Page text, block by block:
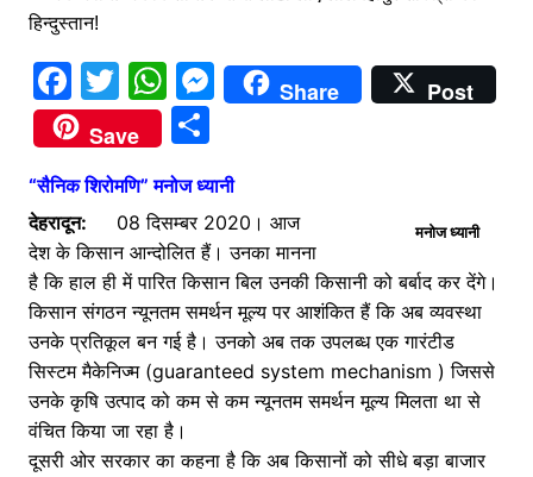
F
a
c
e
b
o
o
k
T
w
itt
er
W
h
at
s
A
p
p
M
e
s
e
n
g
er
Share
Post
Save
S
h
ar
e
“सैनिक शिरोमणि” मनोज ध्यानी
मनोज ध्यानी
देहरादून: 08 दिसम्बर 2020। आज
देश के किसान आन्दोलित हैं। उनका मानना
है कि हाल ही में पारित किसान बिल उनकी किसानी को बर्बाद कर देंगे।
किसान संगठन न्यूनतम समर्थन मूल्य पर आशंकित हैं कि अब व्यवस्था
उनके प्रतिकूल बन गई है। उनको अब तक उपलब्ध एक गारंटीड
सिस्टम मैकेनिज्म (guaranteed system mechanism ) जिससे
उनके कृषि उत्पाद को कम से कम न्यूनतम समर्थन मूल्य मिलता था से
वंचित किया जा रहा है।
दूसरी ओर सरकार का कहना है कि अब किसानों को सीधे बड़ा बाजार